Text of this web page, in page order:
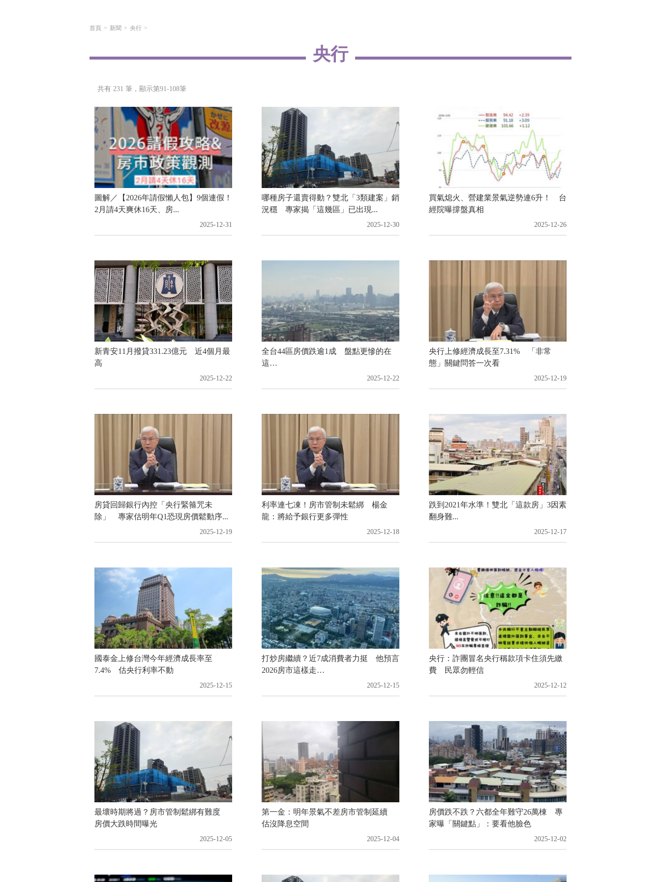
首頁 新聞 央行
央行
共有 231 筆， 顯示第91-108筆
圖解／【2026年請假懶人包】9個連假！
2月請4天爽休16天、房...
2025-12-31
哪種房子還賣得動？雙北「3類建案」銷
況穩 專家揭「這幾區」已出現...
2025-12-30
買氣熄火、營建業景氣逆勢連6升！ 台
經院曝撐盤真相
2025-12-26
新青安11月撥貸331.23億元 近4個月最
高
2025-12-22
全台44區房價跌逾1成 盤點更慘的在
這…
2025-12-22
央行上修經濟成長至7.31% 「非常
態」關鍵問答一次看
2025-12-19
房貸回歸銀行內控「央行緊箍咒未
除」 專家估明年Q1恐現房價鬆動序...
2025-12-19
利率連七凍！房市管制未鬆綁 楊金
龍：將給予銀行更多彈性
2025-12-18
跌到2021年水準！雙北「這款房」3因素
翻身難...
2025-12-17
國泰金上修台灣今年經濟成長率至
7.4% 估央行利率不動
2025-12-15
打炒房繼續？近7成消費者力挺 他預言
2026房市這樣走…
2025-12-15
央行：詐團冒名央行稱款項卡住須先繳
費 民眾勿輕信
2025-12-12
最壞時期將過？房市管制鬆綁有難度
房價大跌時間曝光
2025-12-05
第一金：明年景氣不差房市管制延續
估沒降息空間
2025-12-04
房價跌不跌？六都全年難守26萬棟 專
家曝「關鍵點」：要看他臉色
2025-12-02